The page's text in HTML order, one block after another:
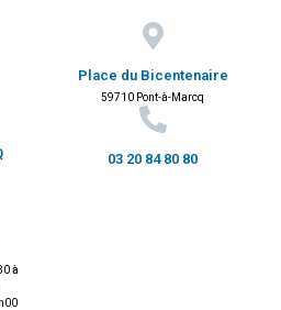
Place du Bicentenaire
59710 Pont-à-Marcq
03 20 84 80 80
à